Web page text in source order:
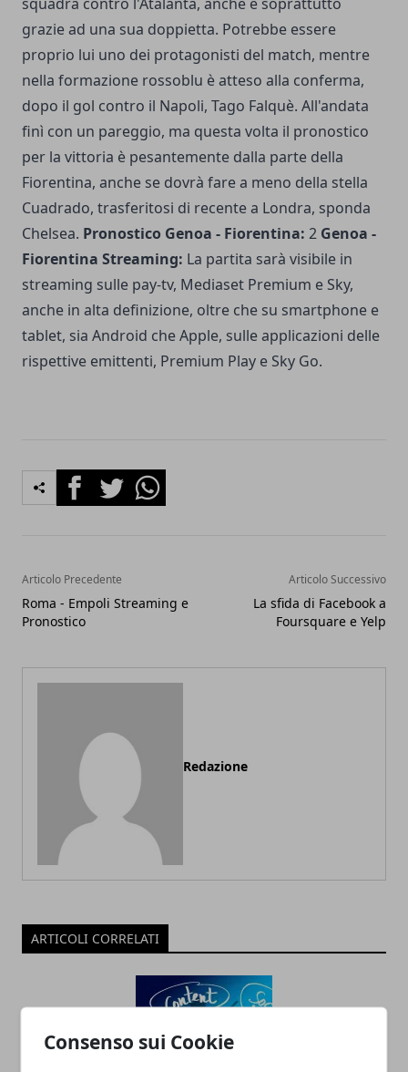
Consenso sui Cookie
grazie ad una sua doppietta. Potrebbe essere
proprio lui uno dei protagonisti del match, mentre
nella formazione rossoblu è atteso alla conferma,
dopo il gol contro il Napoli, Tago Falquè. All'andata
finì con un pareggio, ma questa volta il pronostico
per la vittoria è pesantemente dalla parte della
Fiorentina, anche se dovrà fare a meno della stella
Cuadrado, trasferitosi di recente a Londra, sponda
Chelsea. Pronostico Genoa - Fiorentina: 2 Genoa -
Fiorentina Streaming: La partita sarà visibile in
streaming sulle pay-tv, Mediaset Premium e Sky,
anche in alta definizione, oltre che su smartphone e
tablet, sia Android che Apple, sulle applicazioni delle
rispettive emittenti, Premium Play e Sky Go.
FacebookTwitterWhatsapp
Articolo Precedente
Roma - Empoli Streaming e
Pronostico
Articolo Successivo
La sfida di Facebook a
Foursquare e Yelp
Redazione
ARTICOLI CORRELATI